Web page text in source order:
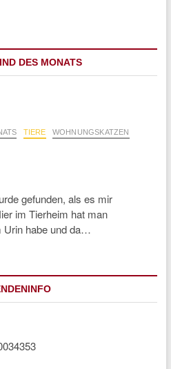
DES MONATS
TIERE WOHNUNGSKATZEN
gefunden, als es mir
im Tierheim hat man
Urin habe und da…